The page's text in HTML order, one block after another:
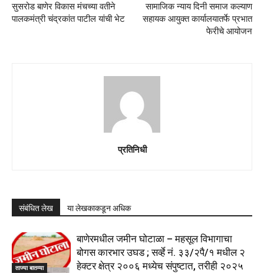
सुसरोड बाणेर विकास मंचच्या वतीने
पालकमंत्री चंद्रकांत पाटील यांची भेट
सामाजिक न्याय दिनी समाज कल्याण
सहायक आयुक्त कार्यालयातर्फे प्रभात
फेरीचे आयोजन
प्रतिनिधी
संबंधित लेख या लेखकाकडून अधिक
ताज्या बातम्या
बाणेरमधील जमीन घोटाळा – महसूल विभागाचा
बोगस कारभार उघड ; सर्व्हे नं. ३३/२पै/१ मधील २
हेक्टर क्षेत्र २००६ मध्येच संपुष्टात, तरीही २०२५